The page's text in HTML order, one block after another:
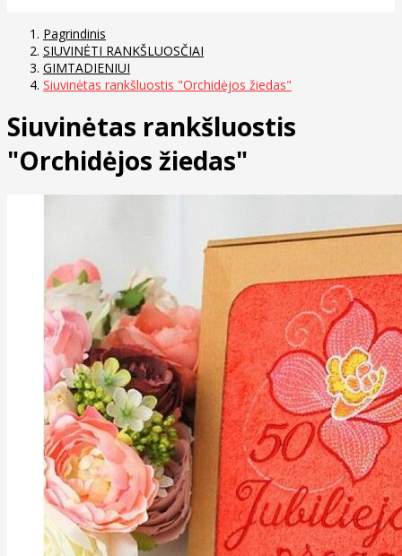
Pagrindinis
SIUVINĖTI RANKŠLUOSČIAI
GIMTADIENIUI
Siuvinėtas rankšluostis "Orchidėjos žiedas"
Siuvinėtas rankšluostis
"Orchidėjos žiedas"